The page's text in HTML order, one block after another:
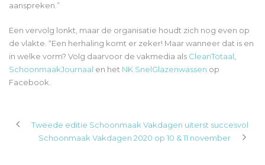
aanspreken.”
Een vervolg lonkt, maar de organisatie houdt zich nog even op
de vlakte. “Een herhaling komt er zeker! Maar wanneer dat is en
in welke vorm? Volg daarvoor de vakmedia als CleanTotaal
SchoonmaakJournaal en het NK SnelGlazenwassen op
Facebook.
Tweede editie Schoonmaak Vakdagen uiterst succesvol
Schoonmaak Vakdagen 2020 op 10 & 11 november